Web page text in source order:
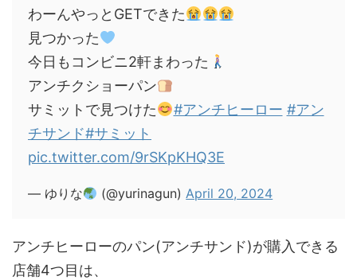
わーんやっとGETできた
見つかった
今日もコンビニ2軒まわった
アンチクショーパン
サミットで見つけた
#アンチヒーロー #アン
チサンド#サミット
pic.twitter.com/9rSKpKHQ3E
— ゆりな (@yurinagun)April 20, 2024
アンチヒーローのパン(アンチサンド)が購入できる
店舗4つ目は、